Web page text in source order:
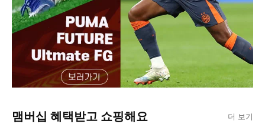
맴버십 혜택받고 쇼핑해요 더 보기